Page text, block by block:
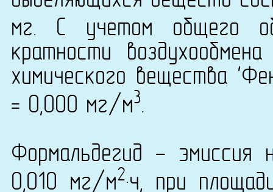
мг. С учетом общего
кратности
химического вещества
= 0,000 мг/м3.
Формальдегид - эмиссия
0,010 мг/м2·ч, при